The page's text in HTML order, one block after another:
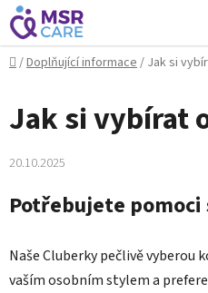
Přejít
na
obsah
Domů
/Doplňující informace/ Jak si
Jak si vybírat
20.10.2025
Potřebujete
Naše Cluberky pečlivě vyberou
vaším osobním stylem a